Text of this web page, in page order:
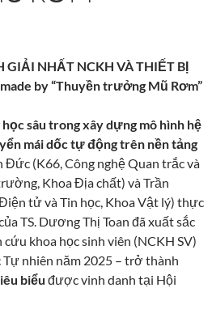
GIẢI NHẤT NCKH VÀ THIẾT BỊ
by “Thuyền trưởng Mũ Rơm”
học sâu trong xây dựng mô hình hệ
mái dốc tự động trên nền tảng
Đức (K66, Công nghệ Quan trắc và
Khoa Địa chất) và Trần
tử và Tin học, Khoa Vật lý) thực
TS. Dương Thị Toan đã xuất sắc
cứu khoa học sinh viên (NCKH SV)
nhiên năm 2025 – trở thành
biểu được vinh danh tại Hội